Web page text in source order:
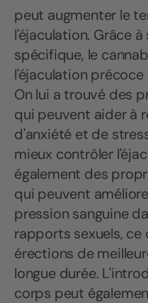
peut augmenter le
l'éjaculation. Grâce
spécifique, le
l'éjaculation
On lui a trouvé des
qui peuvent aider à
d'anxiété et de
mieux contrôler
également des
qui peuvent
pression sanguine
rapports sexuels,
érections de
longue durée.
corps peut